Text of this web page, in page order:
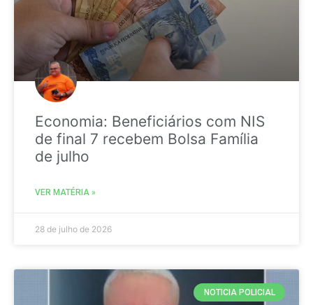
Economia: Beneficiários com NIS
de final 7 recebem Bolsa Família
de julho
VER MATÉRIA »
28 de julho de 2026
NOTICIA POLICIAL